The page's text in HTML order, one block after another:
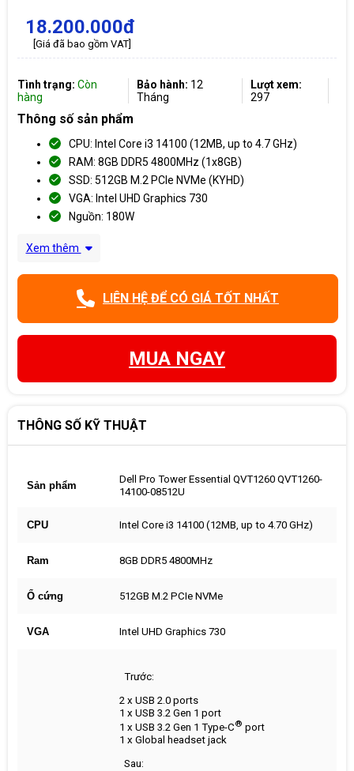
18.200.000đ
[Giá đã bao gồm VAT]
Tình trạng: Còn
hàng
Bảo hành: 12
Tháng
Lượt xem:
297
Thông số sản phẩm
CPU: Intel Core i3 14100 (12MB, up to 4.7 GHz)
RAM: 8GB DDR5 4800MHz (1x8GB)
SSD: 512GB M.2 PCIe NVMe (KYHD)
VGA: Intel UHD Graphics 730
Nguồn: 180W
Xem thêm
LIÊN HỆ ĐỂ CÓ GIÁ TỐT NHẤT
MUA NGAY
THÔNG SỐ KỸ THUẬT
Sản phẩm
Dell Pro Tower Essential QVT1260 QVT1260-
14100-08512U
CPU Intel Core i3 14100 (12MB, up to 4.70 GHz)
Ram 8GB DDR5 4800MHz
Ổ cứng 512GB M.2 PCIe NVMe
VGA Intel UHD Graphics 730
Trước:
2 x USB 2.0 ports
1 x USB 3.2 Gen 1 port
1 x USB 3.2 Gen 1 Type-C® port
1 x Global headset jack
Sau: